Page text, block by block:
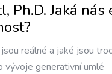
Ph.D. Jaká nás
reálné a jaké jsou
vývoje generativní umlé